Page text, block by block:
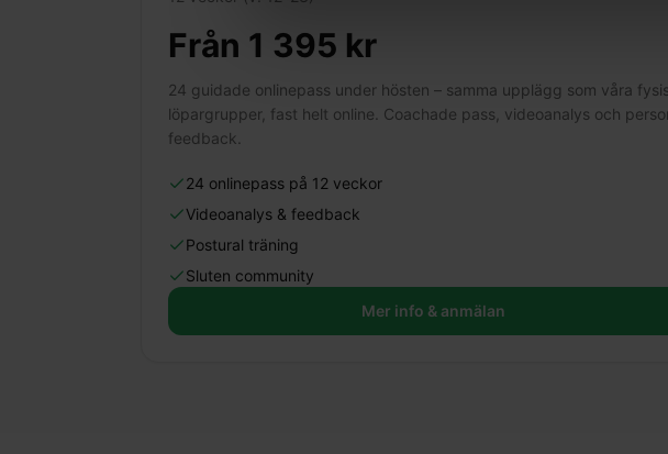
Från 1 395 kr
24 guidade onlinepass under hösten – samma upplägg som våra
löpargrupper, fast helt online. Coachade pass, videoanalys och
feedback.
24 onlinepass på 12 veckor
Videoanalys & feedback
Postural träning
Sluten community
Mer info & anmälan